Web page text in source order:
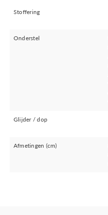
Stoffering
Onderstel
Glijder / dop
Afmetingen (cm)